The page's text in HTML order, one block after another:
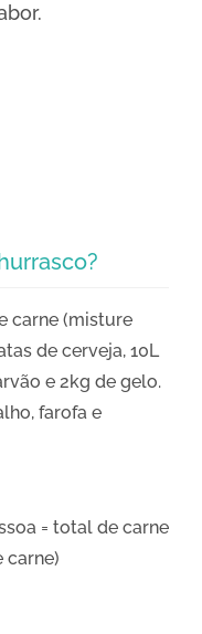
carne (misture
de cerveja, 10L
e 2kg de gelo.
farofa e
= total de carne
carne)